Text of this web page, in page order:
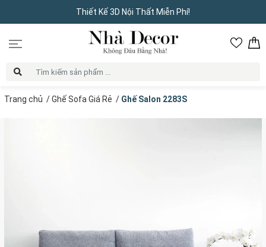
Thiết Kế 3D Nội Thất Miễn Phí!
Trang chủ /Ghế Sofa Giá Rẻ / Ghế Salon 2283S